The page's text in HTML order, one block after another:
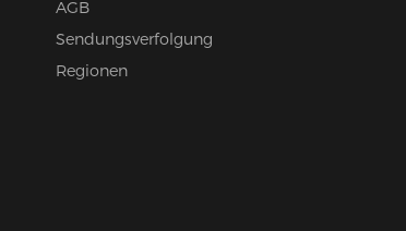
AGB
Sendungsverfolgung
Regionen